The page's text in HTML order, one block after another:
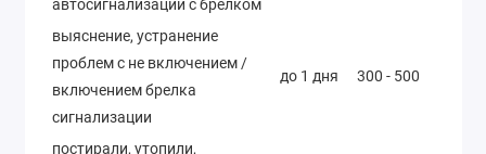
автосигнализации с брелком
выяснение, устранение
проблем с не включением /
включением брелка
сигнализации
до 1 дня 300 - 500
постирали, утопили,